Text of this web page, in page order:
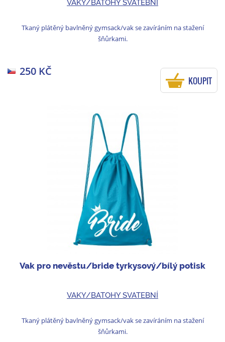
VAKY/BATOHY SVATEBNÍ
Tkaný plátěný bavlněný gymsack/vak se zavíráním na stažení
šňůrkami.
250 KČ
KOUPIT
Vak pro nevěstu/bride tyrkysový/bílý potisk
VAKY/BATOHY SVATEBNÍ
Tkaný plátěný bavlněný gymsack/vak se zavíráním na stažení
šňůrkami.